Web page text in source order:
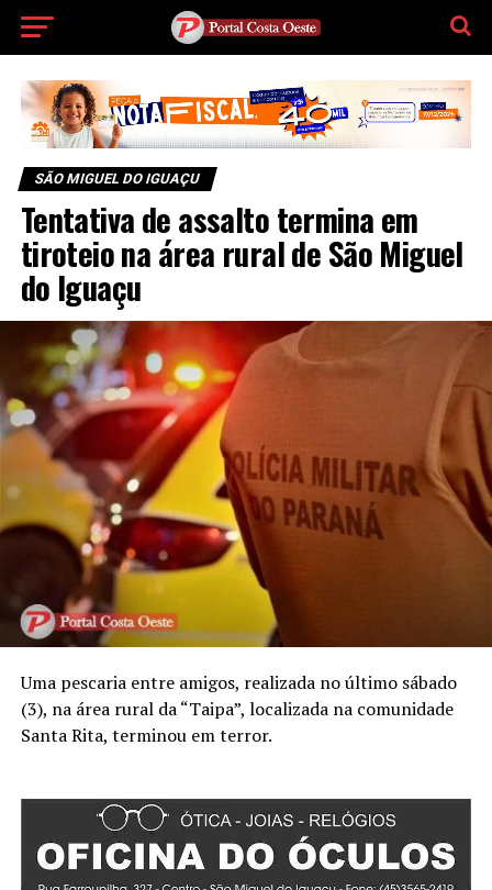
SÃO MIGUEL DO IGUAÇU
Tentativa de assalto termina em
tiroteio na área rural de São Miguel
do Iguaçu
Uma pescaria entre amigos, realizada no último sábado
(3), na área rural da “Taipa”, localizada na comunidade
Santa Rita, terminou em terror.